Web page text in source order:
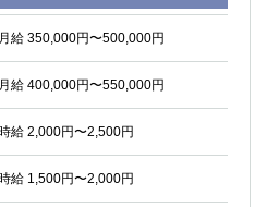
月給 350,000円〜500,000円
月給 400,000円〜550,000円
給 2,000円〜2,500円
給 1,500円〜2,000円
館林